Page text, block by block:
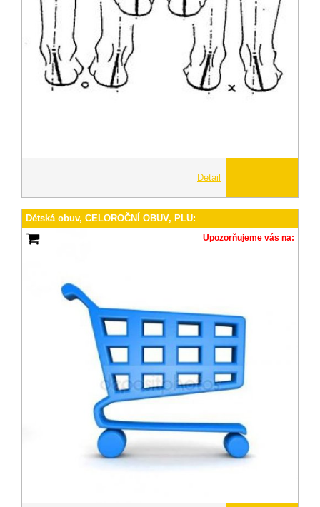
Detail
Dětská obuv, CELOROČNÍ OBUV, PLU:
Upozorňujeme vás na: